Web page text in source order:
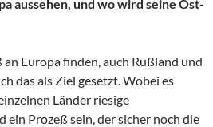
aussehen, und wo wird seine Ost-
Europa finden, auch Rußland und
das als Ziel gesetzt. Wobei es
Länder riesige
ein Prozeß sein, der sicher noch die